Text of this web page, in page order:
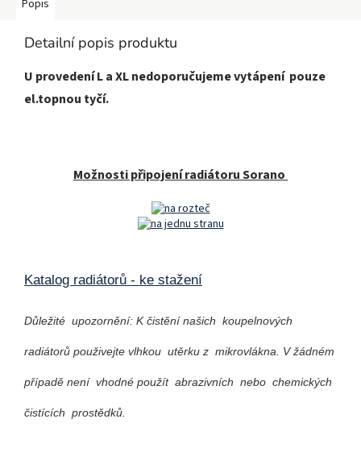
Popis
Detailní popis produktu
U provedení L a XL nedoporučujeme vytápení pouze
el.topnou tyčí.
Možnosti připojení radiátoru Sorano
Katalog radiátorů - ke stažení
Důležité upozornění: K čistění našich koupelnových
radiátorů použivejte vlhkou utěrku z mikrovlákna. V žádném
případě není vhodné použít abrazivních nebo chemických
čistících prostědků.